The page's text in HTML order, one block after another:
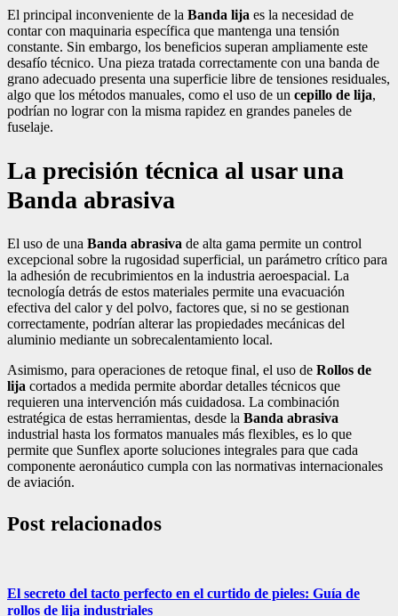
El principal inconveniente de la Banda lija es la necesidad de
contar con maquinaria específica que mantenga una tensión
constante. Sin embargo, los beneficios superan ampliamente este
desafío técnico. Una pieza tratada correctamente con una banda de
grano adecuado presenta una superficie libre de tensiones residuales,
algo que los métodos manuales, como el uso de un cepillo de lija,
podrían no lograr con la misma rapidez en grandes paneles de
fuselaje.
La precisión técnica al usar una
Banda abrasiva
El uso de una Banda abrasiva de alta gama permite un control
excepcional sobre la rugosidad superficial, un parámetro crítico para
la adhesión de recubrimientos en la industria aeroespacial. La
tecnología detrás de estos materiales permite una evacuación
efectiva del calor y del polvo, factores que, si no se gestionan
correctamente, podrían alterar las propiedades mecánicas del
aluminio mediante un sobrecalentamiento local.
Asimismo, para operaciones de retoque final, el uso de Rollos de
lija cortados a medida permite abordar detalles técnicos que
requieren una intervención más cuidadosa. La combinación
estratégica de estas herramientas, desde la Banda abrasiva
industrial hasta los formatos manuales más flexibles, es lo que
permite que Sunflex aporte soluciones integrales para que cada
componente aeronáutico cumpla con las normativas internacionales
de aviación.
Post relacionados
El secreto del tacto perfecto en el curtido de pieles: Guía de
rollos de lija industriales